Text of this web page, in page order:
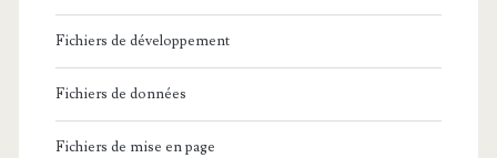
Fichiers de développement
Fichiers de données
Fichiers de mise en page